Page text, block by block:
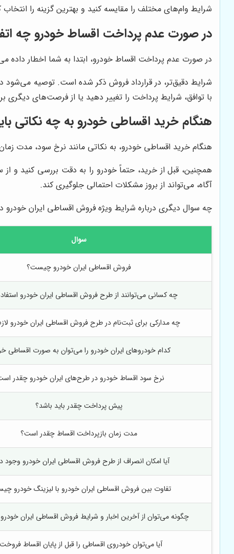
شرایط وام‌های مختلف را مقایسه کنید و بهترین گزینه را انتخاب
در صورت عدم پرداخت اقساط خودرو چه
در صورت عدم پرداخت اقساط خودرو، ابتدا به شما اخطار
شرایط دقیق‌تر، در قرارداد فروش ذکر شده است. توصیه می‌شود
با توافق، شرایط پرداخت را تغییر دهید یا از فرصت‌های دیگری
هنگام خرید اقساطی خودرو به چه نکاتی
هنگام خرید اقساطی خودرو، به نکاتی مانند نرخ سود، مدت
همچنین، قبل از خرید، حتماً خودرو را به دقت بررسی کنید و
آگاه، می‌تواند از بروز مشکلات احتمالی جلوگیری کند.
چه سوال دیگری درباره شرایط ویژه فروش اقساطی ایران خودرو
سوال
فروش اقساطی ایران خودرو چیست؟
چه کسانی می‌توانند از طرح فروش اقساطی ایران خودرو
چه مدارکی برای ثبت‌نام در طرح فروش اقساطی ایران خودرو
کدام خودروهای ایران خودرو را می‌توان به صورت اقساطی
نرخ سود اقساط خودرو در طرح‌های ایران خودرو چقدر
پیش پرداخت چقدر باید باشد؟
مدت زمان بازپرداخت اقساط چقدر است؟
آیا امکان انصراف از طرح فروش اقساطی ایران خودرو وجود
تفاوت بین فروش اقساطی ایران خودرو با لیزینگ خودرو
چگونه می‌توان از آخرین اخبار و شرایط فروش اقساطی ایران
آیا می‌توان خودروی اقساطی را قبل از پایان اقساط